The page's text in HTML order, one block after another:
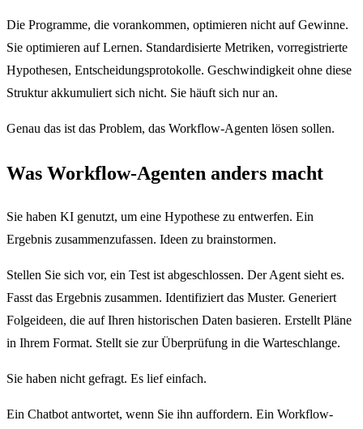
Die Programme, die vorankommen, optimieren nicht auf Gewinne.
Sie optimieren auf Lernen. Standardisierte Metriken, vorregistrierte
Hypothesen, Entscheidungsprotokolle. Geschwindigkeit ohne diese
Struktur akkumuliert sich nicht. Sie häuft sich nur an.
Genau das ist das Problem, das Workflow-Agenten lösen sollen.
Was Workflow-Agenten anders macht
Sie haben KI genutzt, um eine Hypothese zu entwerfen. Ein
Ergebnis zusammenzufassen. Ideen zu brainstormen.
Stellen Sie sich vor, ein Test ist abgeschlossen. Der Agent sieht es.
Fasst das Ergebnis zusammen. Identifiziert das Muster. Generiert
Folgeideen, die auf Ihren historischen Daten basieren. Erstellt Pläne
in Ihrem Format. Stellt sie zur Überprüfung in die Warteschlange.
Sie haben nicht gefragt. Es lief einfach.
Ein Chatbot antwortet, wenn Sie ihn auffordern. Ein Workflow-